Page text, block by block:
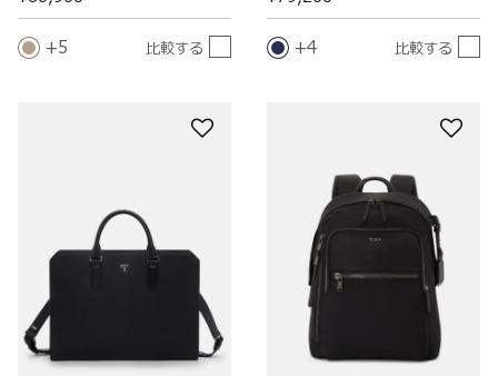
5 比較する 4 比較する